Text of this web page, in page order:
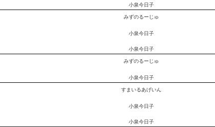
小泉今日子
みずのるーじゅ
小泉今日子
小泉今日子
みずのるーじゅ
小泉今日子
すまいるあげいん
小泉今日子
小泉今日子